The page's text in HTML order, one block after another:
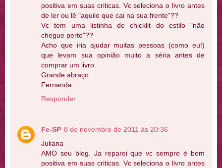
positiva em suas criticas. Vc seleciona o livro antes
de ler ou lê "aquilo que cai na sua frente"??
Vc tem uma listinha de chicklit do estilo "não
chegue perto"??
Acho que iria ajudar muitas pessoas (como eu!)
que levam sua opinião muito a séria antes de
comprar um livro.
Grande abraço
Fernanda
Responder
Fe-SP 8 de novembro de 2011 às 20:36
Juliana
AMO seu blog. Ja reparei que vc sempre é bem
positiva em suas criticas. Vc seleciona o livro antes